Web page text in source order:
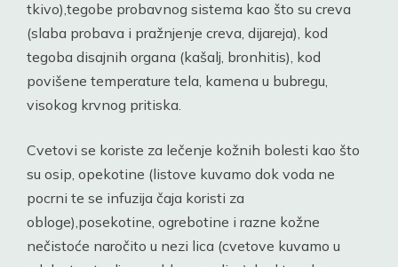
tkivo),tegobe probavnog sistema kao što su creva
(slaba probava i pražnjenje creva, dijareja), kod
tegoba disajnih organa (kašalj, bronhitis), kod
povišene temperature tela, kamena u bubregu,
visokog krvnog pritiska.
Cvetovi se koriste za lečenje kožnih bolesti kao što
su osip, opekotine (listove kuvamo dok voda ne
pocrni te se infuzija čaja koristi za
obloge),posekotine, ogrebotine i razne kožne
nečistoće naročito u nezi lica (cvetove kuvamo u